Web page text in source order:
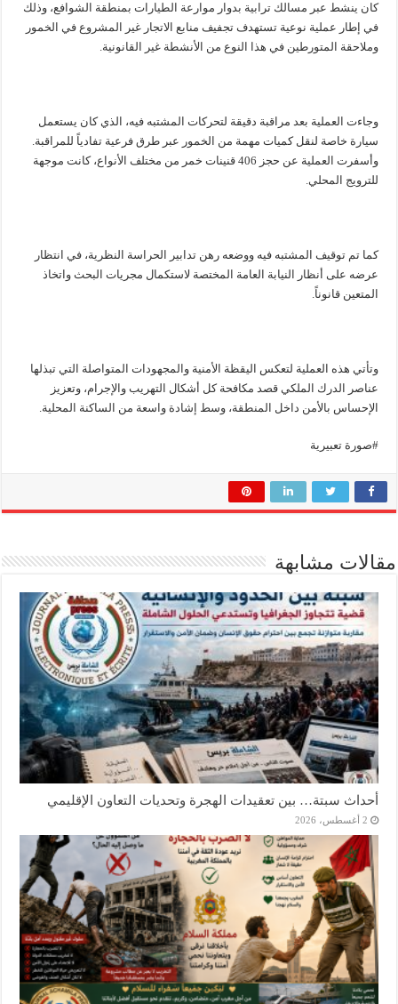
كان ينشط عبر مسالك ترابية بدوار موارعة الطيارات بمنطقة الشوافع، وذلك
في إطار عملية نوعية تستهدف تجفيف منابع الاتجار غير المشروع في الخمور
وملاحقة المتورطين في هذا النوع من الأنشطة غير القانونية.
وجاءت العملية بعد مراقبة دقيقة لتحركات المشتبه فيه، الذي كان يستعمل
سيارة خاصة لنقل كميات مهمة من الخمور عبر طرق فرعية تفادياً للمراقبة.
وأسفرت العملية عن حجز 406 قنينات خمر من مختلف الأنواع، كانت موجهة
للترويج المحلي.
كما تم توقيف المشتبه فيه ووضعه رهن تدابير الحراسة النظرية، في انتظار
عرضه على أنظار النيابة العامة المختصة لاستكمال مجريات البحث واتخاذ
المتعين قانوناً.
وتأتي هذه العملية لتعكس اليقظة الأمنية والمجهودات المتواصلة التي تبذلها
عناصر الدرك الملكي قصد مكافحة كل أشكال التهريب والإجرام، وتعزيز
الإحساس بالأمن داخل المنطقة، وسط إشادة واسعة من الساكنة المحلية.
#صورة تعبيرية
مقالات مشابهة
أحداث سبتة… بين تعقيدات الهجرة وتحديات التعاون الإقليمي
2 أغسطس، 2026